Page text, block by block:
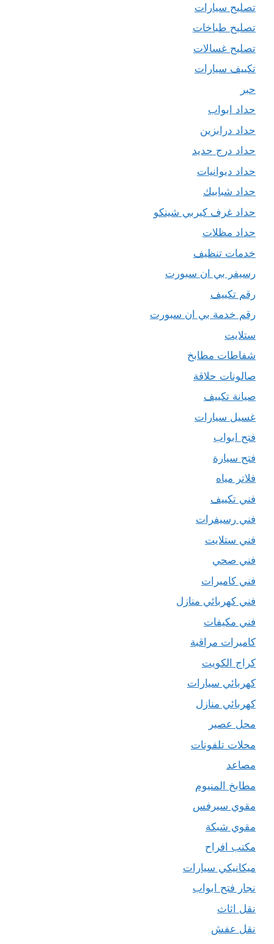
تصليح سيارات
تصليح طباخات
تصليح غسالات
تكييف سيارات
حبر
حداد ابواب
حداد درابزين
حداد درج حديد
حداد ديوانيات
حداد شبابيك
حداد غرف كيربي شينكو
حداد مظلات
خدمات تنظيف
رسيفر بي ان سبورت
رقم تكييف
رقم خدمة بي ان سبورت
ستلايت
شفاطات مطابخ
صالونات حلاقة
صيانة تكييف
غسيل سيارات
فتح ابواب
فتح سيارة
فلاتر مياه
فني تكييف
فني رسيفرات
فني ستلايت
فني صحي
فني كاميرات
فني كهربائي منازل
فني مكيفات
كاميرات مراقبة
كراج الكويت
كهربائي سيارات
كهربائي منازل
محل عصير
محلات تلفونات
مصاعد
مطابخ المنيوم
مقوي سيرفس
مقوي شبكة
مكتب افراح
ميكانيكي سيارات
نجار فتح ابواب
نقل اثاث
نقل عفش